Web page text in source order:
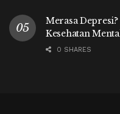
Merasa
Kesehatan
0 SHARES